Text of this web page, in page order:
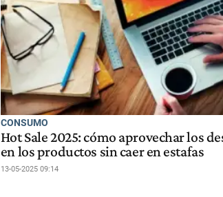
CONSUMO
Hot Sale 2025: cómo aprovechar los
en los productos sin caer en estafas
13-05-2025 09:14